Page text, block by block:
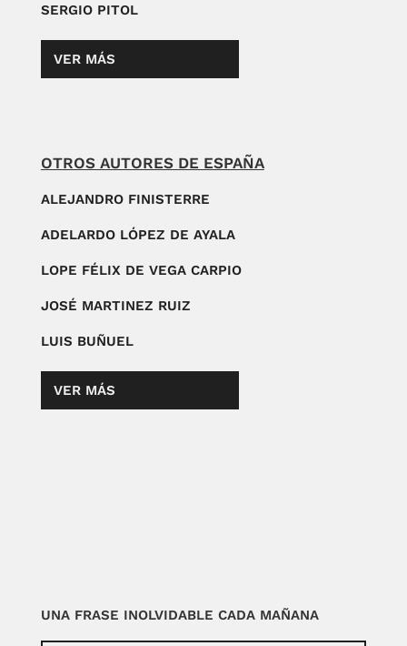
SERGIO PITOL
VER MÁS
OTROS AUTORES DE ESPAÑA
ALEJANDRO FINISTERRE
ADELARDO LÓPEZ DE AYALA
LOPE FÉLIX DE VEGA CARPIO
JOSÉ MARTINEZ RUIZ
LUIS BUÑUEL
VER MÁS
UNA FRASE INOLVIDABLE CADA MAÑANA